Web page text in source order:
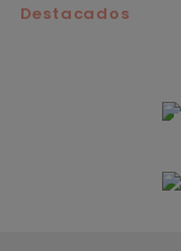
Destacados